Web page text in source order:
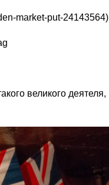
market-put-24143564)
великого деятеля,